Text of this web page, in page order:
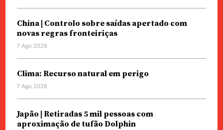
China | Controlo sobre saídas apertado com
novas regras fronteiriças
7 Ago 2026
Clima: Recurso natural em perigo
7 Ago 2026
Japão | Retiradas 5 mil pessoas com
aproximação de tufão Dolphin